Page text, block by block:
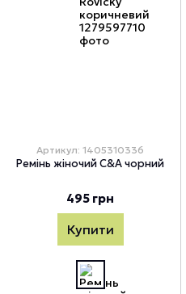
Артикул: 1405310336
Ремінь жіночий C&A чорний
495 грн
Купити